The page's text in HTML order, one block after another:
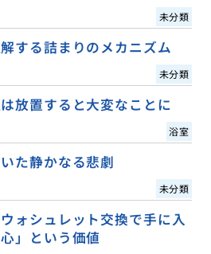
未分類
する詰まりのメカニズム
未分類
放置すると大変なことに
浴室
た静かなる悲劇
未分類
ォシュレット交換で手に入
」という価値